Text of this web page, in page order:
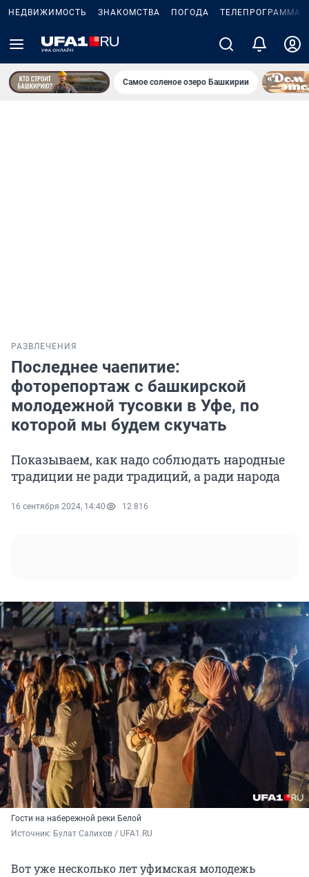
НЕДВИЖИМОСТЬ ЗНАКОМСТВА ПОГОДА ТЕЛЕПРОГРАММА
Самое соленое озеро Башкирии
РАЗВЛЕЧЕНИЯ
Последнее чаепитие:
фоторепортаж с башкирской
молодежной тусовки в Уфе, по
которой мы будем скучать
Показываем, как надо соблюдать народные
традиции не ради традиций, а ради народа
16 сентября 2024, 14:40 12 816
Гости на набережной реки Белой
Источник: Булат Салихов / UFA1.RU
Вот уже несколько лет уфимская молодежь